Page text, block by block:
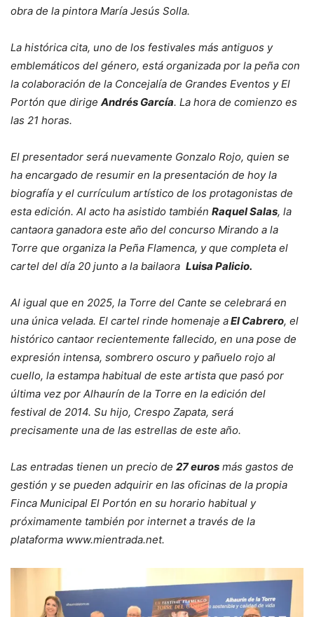
obra de la pintora María Jesús Solla.
La histórica cita, uno de los festivales más antiguos y
emblemáticos del género, está organizada por la peña con
la colaboración de la Concejalía de Grandes Eventos y El
Portón que dirige Andrés García. La hora de comienzo es
las 21 horas.
El presentador será nuevamente Gonzalo Rojo, quien se
ha encargado de resumir en la presentación de hoy la
biografía y el currículum artístico de los protagonistas de
esta edición. Al acto ha asistido también Raquel Salas, la
cantaora ganadora este año del concurso Mirando a la
Torre que organiza la Peña Flamenca, y que completa el
cartel del día 20 junto a la bailaora Luisa Palicio.
Al igual que en 2025, la Torre del Cante se celebrará en
una única velada. El cartel rinde homenaje aEl Cabrero, el
histórico cantaor recientemente fallecido, en una pose de
expresión intensa, sombrero oscuro y pañuelo rojo al
cuello, la estampa habitual de este artista que pasó por
última vez por Alhaurín de la Torre en la edición del
festival de 2014. Su hijo, Crespo Zapata, será
precisamente una de las estrellas de este año.
Las entradas tienen un precio de 27 euros más gastos de
gestión y se pueden adquirir en las oficinas de la propia
Finca Municipal El Portón en su horario habitual y
próximamente también por internet a través de la
plataforma www.mientrada.net.